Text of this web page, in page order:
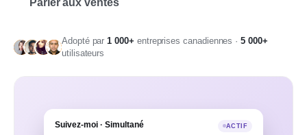
Parler aux ventes
Adopté par1 000+ entreprises canadiennes ·5 000+
utilisateurs
Suivez-moi · Simultané ACTIF